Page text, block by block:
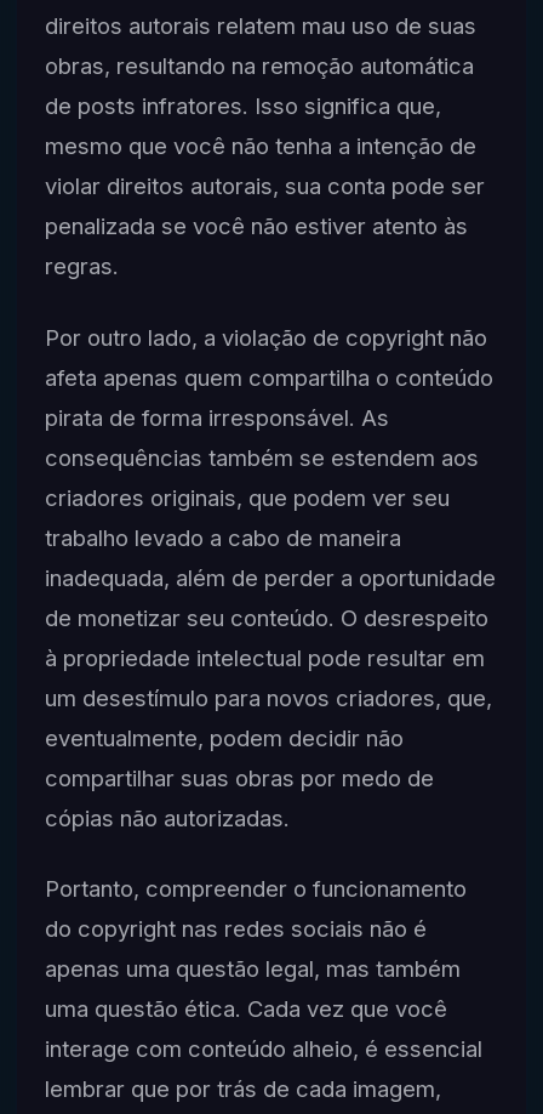
direitos autorais relatem mau uso de suas
obras, resultando na remoção automática
de posts infratores. Isso significa que,
mesmo que você não tenha a intenção de
violar direitos autorais, sua conta pode ser
penalizada se você não estiver atento às
regras.
Por outro lado, a violação de copyright não
afeta apenas quem compartilha o conteúdo
pirata de forma irresponsável. As
consequências também se estendem aos
criadores originais, que podem ver seu
trabalho levado a cabo de maneira
inadequada, além de perder a oportunidade
de monetizar seu conteúdo. O desrespeito
à propriedade intelectual pode resultar em
um desestímulo para novos criadores, que,
eventualmente, podem decidir não
compartilhar suas obras por medo de
cópias não autorizadas.
Portanto, compreender o funcionamento
do copyright nas redes sociais não é
apenas uma questão legal, mas também
uma questão ética. Cada vez que você
interage com conteúdo alheio, é essencial
lembrar que por trás de cada imagem,